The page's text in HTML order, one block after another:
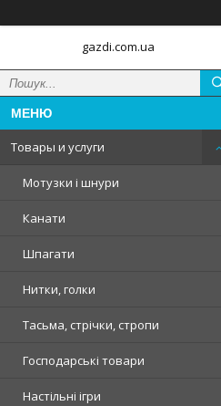
gazdi.com.ua
Товары и услуги
Мотузки і шнури
Канати
Шпагати
Нитки, голки
Тасьма, стрічки, стропи
Господарські товари
Настільні ігри